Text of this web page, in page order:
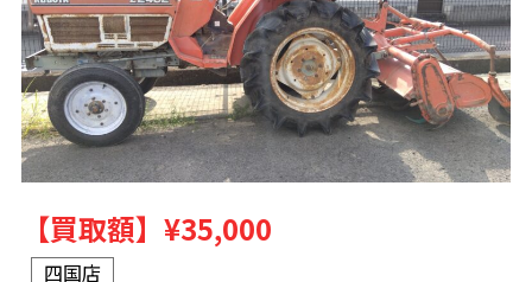
【買取額】 ¥35,000
四国店